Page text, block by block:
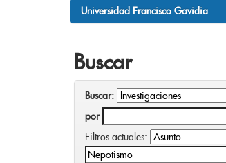
Universidad Francisco Gavidia
Buscar
Buscar:
por
Filtros actuales: